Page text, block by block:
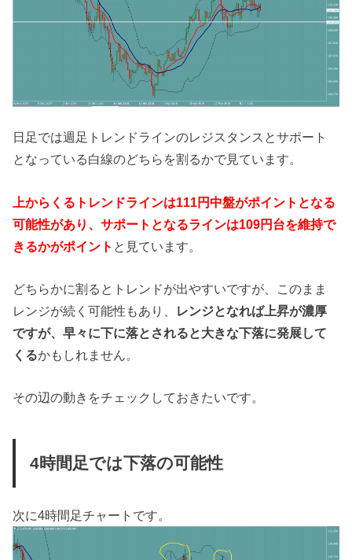
日足では週足トレンドラインのレジスタンスとサポート
となっている白線のどちらを割るかで見ています。
上からくるトレンドラインは111円中盤がポイントとなる
可能性があり、サポートとなるラインは109円台を維持で
きるかがポイント と見ています。
どちらかに割るとトレンドが出やすいですが、このまま
レンジが続く可能性もあり、 レンジとなれば上昇が濃厚
ですが、早々に下に落とされると大きな下落に発展して
くるかもしれません。
その辺の動きをチェックしておきたいです。
4時間足では下落の可能性
次に4時間足チャートです。